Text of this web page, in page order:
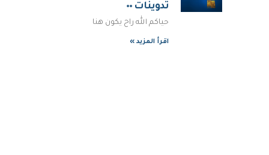
تدوينات ٠٠
حياكم الله راح يكون هنا
اقرأ المزيد »